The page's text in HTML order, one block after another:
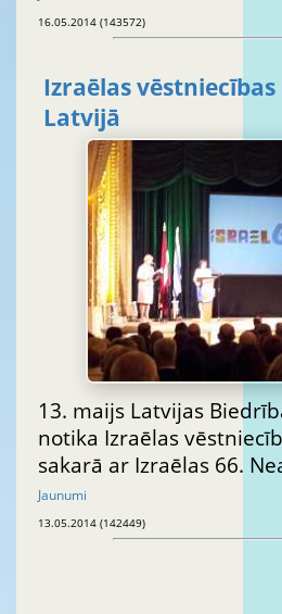
16.05.2014 (143572)
Izraēlas
Latvijā
13. maijs Latvijas Biedrības namā Rīgā
notika Izraēlas
sakarā ar Izraēlas 66.
Jaunumi
13.05.2014 (142449)